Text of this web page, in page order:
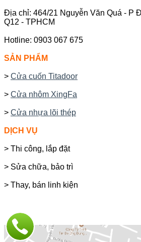
Địa chỉ: 464/21 Nguyễn Văn Quá - P
Q12 - TPHCM
Hotline: 0903 067 675
SẢN PHẨM
> Cửa cuốn Titadoor
> Cửa nhôm XingFa
> Cửa nhựa lõi thép
DỊCH VỤ
> Thi công, lắp đặt
> Sửa chữa, bảo trì
> Thay, bán linh kiện